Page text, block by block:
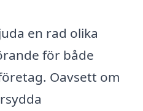
en rad olika
för både
Oavsett om